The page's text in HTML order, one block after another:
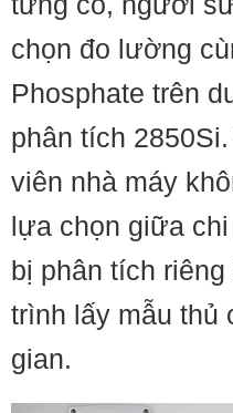
chọn đo lường
Phosphate trên
phân tích
viên nhà máy
lựa chọn giữa
bị phân tích
trình lấy mẫu thủ
gian.